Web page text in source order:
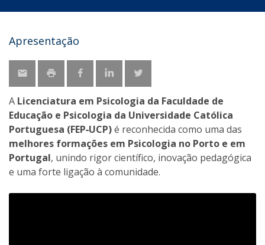
Apresentação
A Licenciatura em Psicologia da Faculdade de
Educação e Psicologia da Universidade Católica
Portuguesa (FEP‑UCP)é reconhecida como uma das
melhores formações em Psicologia no Porto e em
Portugal, unindo rigor científico, inovação pedagógica
e uma forte ligação à comunidade.